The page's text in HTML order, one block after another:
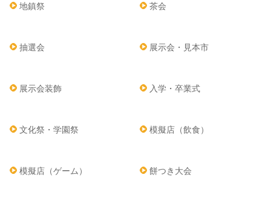
地鎮祭 茶会
抽選会 展示会・見本市
展示会装飾 入学・卒業式
文化祭・学園祭 模擬店（飲食）
模擬店（ゲーム） 餅つき大会